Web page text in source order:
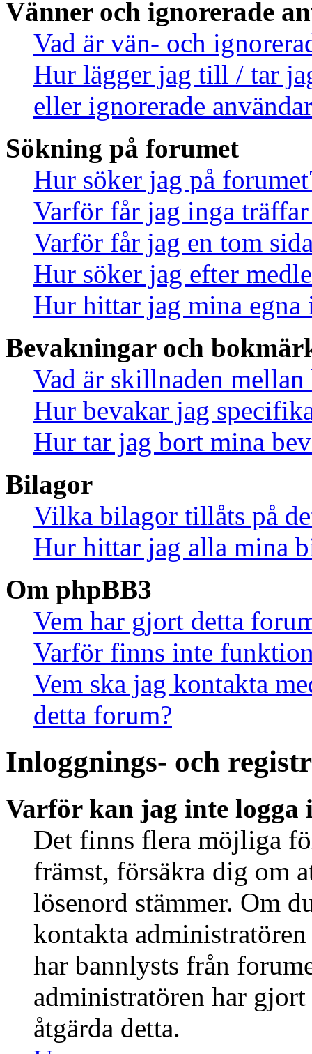
Vänner och ignorerade
Vad är vän- och
Hur lägger jag till / tar
eller ignorerade
Sökning på forumet
Hur söker jag på
Varför får jag inga
Varför får jag en tom
Hur söker jag efter
Hur hittar jag mina egna
Bevakningar och
Vad är skillnaden
Hur bevakar jag
Hur tar jag bort mina
Bilagor
Vilka bilagor tillåts på
Hur hittar jag alla mina
Om phpBB3
Vem har gjort detta
Varför finns inte
Vem ska jag kontakta
detta forum?
Inloggnings- och
Varför kan jag inte logga
Det finns flera möjliga
främst, försäkra dig om
lösenord stämmer. Om
kontakta
har bannlysts från
administratören har
åtgärda detta.